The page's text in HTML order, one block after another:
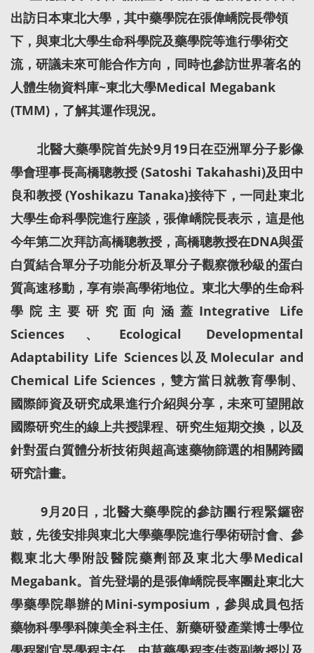
出訪日本東北大學，其中藥學院在張偉嶠院長帶領
下，與東北大學生命科學院及藥學院等進行學術交
流，研議未來可能合作方向，同時也參訪世界著名的
人體生物資料庫~東北大學Medical Megabank
(TMM)，了解其運作現況。
北醫大藥學院首先於9月19日在亞洲單分子影像
學會理事長高橋聰教授 (Satoshi Takahashi)及田中
良和教授 (Yoshikazu Tanaka)接待下，一同赴東北
大學生命科學院進行座談，張偉嶠院長表示，這是他
今年第二次拜訪高橋聰教授，高橋聰教授在DNA與蛋
白質結合單分子功能分析及單分子觀察微秒級的蛋白
質高速移動，享有崇高學術地位。東北大學的生命科
學院主要研究面向涵蓋Integrative Life
Sciences、Ecological Developmental
Adaptability Life Sciences以及Molecular and
Chemical Life Sciences，雙方當日就教育學制、
國際師資及研究成果進行介紹與分享，未來可望開啟
國際研究生的線上共授課程、研究生短期交換，以及
針對蛋白質體分析技術與超高速藥物篩選的相關跨國
研究計畫。
9月20日，北醫大藥學院的參訪團行程緊鑼密
鼓，先後安排與東北大學藥學院進行學術研討會、參
觀東北大學附設醫院藥劑部及東北大學Medical
Megabank。首先登場的是張偉嶠院長率團赴東北大
學藥學院舉辦的Mini-symposium，參與成員包括
藥物科學學科陳美全科主任、新藥研發產業博士學位